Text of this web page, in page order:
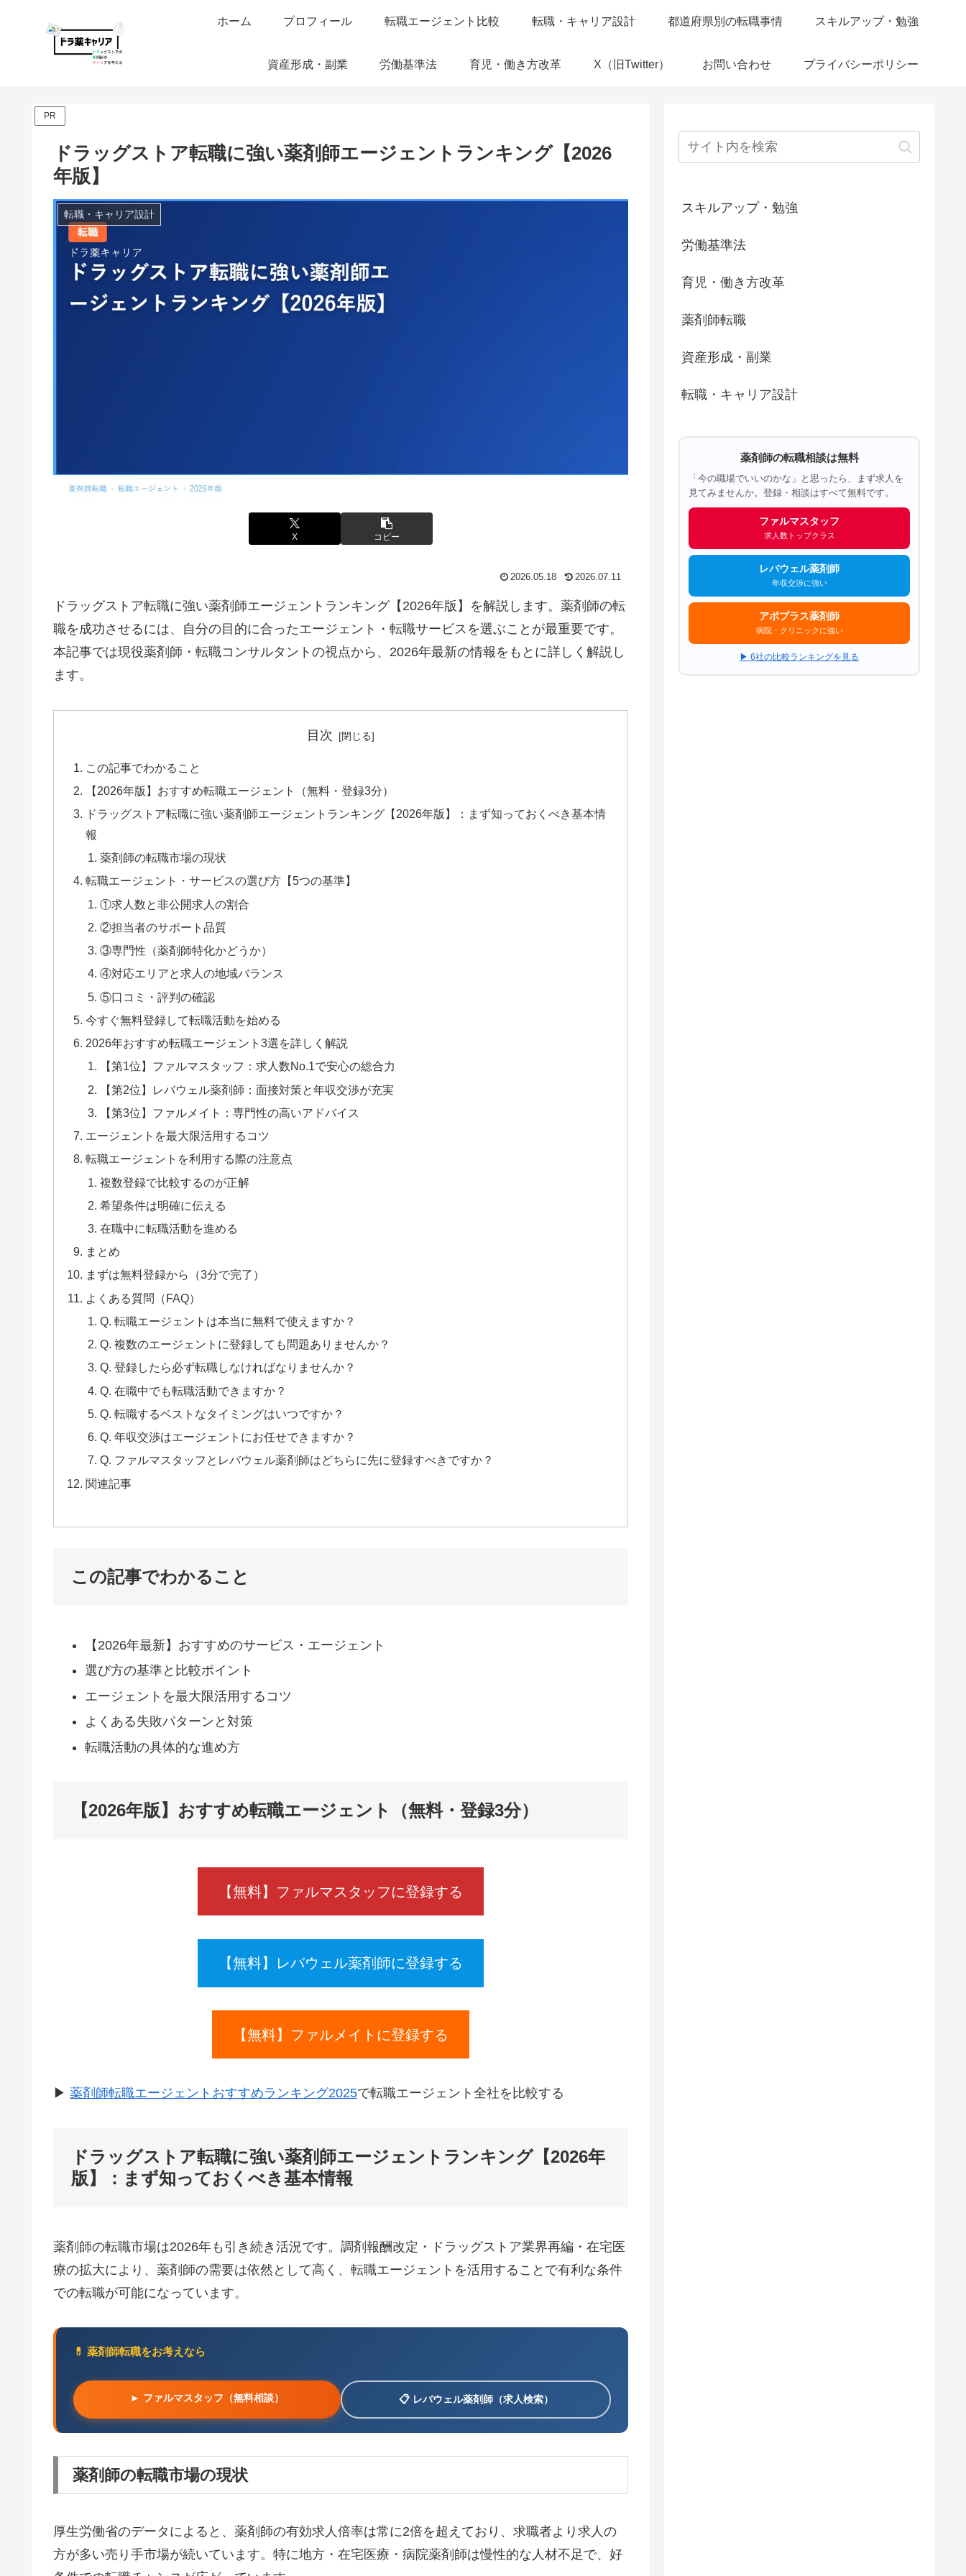
ホーム プロフィール 転職エージェント比較 転職・キャリア設計 都道府県別の転職事情 スキルアップ・勉強
資産形成・副業 労働基準法 育児・働き方改革 X（旧Twitter） お問い合わせ プライバシーポリシー
PR
ドラッグストア転職に強い薬剤師エージェントランキング【2026
年版】
転職・キャリア設計
X コピー
2026.05.18 2026.07.11
ドラッグストア転職に強い薬剤師エージェントランキング【2026年版】を解説します。薬剤師の転
職を成功させるには、自分の目的に合ったエージェント・転職サービスを選ぶことが最重要です。
本記事では現役薬剤師・転職コンサルタントの視点から、2026年最新の情報をもとに詳しく解説し
ます。
目次
この記事でわかること
【2026年版】おすすめ転職エージェント（無料・登録3分）
ドラッグストア転職に強い薬剤師エージェントランキング【2026年版】：まず知っておくべき基本情
報
薬剤師の転職市場の現状
転職エージェント・サービスの選び方【5つの基準】
①求人数と非公開求人の割合
②担当者のサポート品質
③専門性（薬剤師特化かどうか）
④対応エリアと求人の地域バランス
⑤口コミ・評判の確認
今すぐ無料登録して転職活動を始める
2026年おすすめ転職エージェント3選を詳しく解説
【第1位】ファルマスタッフ：求人数No.1で安心の総合力
【第2位】レバウェル薬剤師：面接対策と年収交渉が充実
【第3位】ファルメイト：専門性の高いアドバイス
エージェントを最大限活用するコツ
転職エージェントを利用する際の注意点
複数登録で比較するのが正解
希望条件は明確に伝える
在職中に転職活動を進める
まとめ
まずは無料登録から（3分で完了）
よくある質問（FAQ）
Q. 転職エージェントは本当に無料で使えますか？
Q. 複数のエージェントに登録しても問題ありませんか？
Q. 登録したら必ず転職しなければなりませんか？
Q. 在職中でも転職活動できますか？
Q. 転職するベストなタイミングはいつですか？
Q. 年収交渉はエージェントにお任せできますか？
Q. ファルマスタッフとレバウェル薬剤師はどちらに先に登録すべきですか？
関連記事
この記事でわかること
【2026年最新】おすすめのサービス・エージェント
選び方の基準と比較ポイント
エージェントを最大限活用するコツ
よくある失敗パターンと対策
転職活動の具体的な進め方
【2026年版】おすすめ転職エージェント（無料・登録3分）
【無料】ファルマスタッフに登録する
【無料】レバウェル薬剤師に登録する
【無料】ファルメイトに登録する
▶ 薬剤師転職エージェントおすすめランキング2025で転職エージェント全社を比較する
ドラッグストア転職に強い薬剤師エージェントランキング【2026年
版】：まず知っておくべき基本情報
薬剤師の転職市場は2026年も引き続き活況です。調剤報酬改定・ドラッグストア業界再編・在宅医
療の拡大により、薬剤師の需要は依然として高く、転職エージェントを活用することで有利な条件
での転職が可能になっています。
💊 薬剤師転職をお考えなら
► ファルマスタッフ（無料相談） 📋 レバウェル薬剤師（求人検索）
薬剤師の転職市場の現状
厚生労働省のデータによると、薬剤師の有効求人倍率は常に2倍を超えており、求職者より求人の
方が多い売り手市場が続いています。特に地方・在宅医療・病院薬剤師は慢性的な人材不足で、好
スキルアップ・勉強
労働基準法
育児・働き方改革
薬剤師転職
資産形成・副業
転職・キャリア設計
薬剤師の転職相談は無料
「今の職場でいいのかな」と思ったら、まず求人を
見てみませんか。登録・相談はすべて無料です。
ファルマスタッフ
求人数トップクラス
レバウェル薬剤師
年収交渉に強い
アポプラス薬剤師
病院・クリニックに強い
▶ 6社の比較ランキングを見る